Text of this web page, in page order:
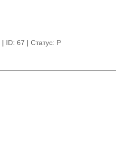
| ID: 67 | Статус: P